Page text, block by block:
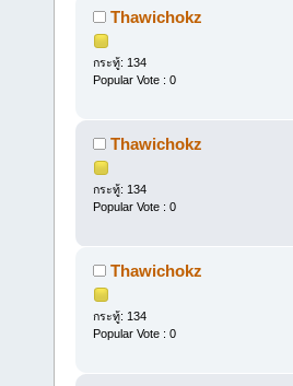
Thawichokz
กระทู้: 134
Popular Vote : 0
Thawichokz
กระทู้: 134
Popular Vote : 0
Thawichokz
กระทู้: 134
Popular Vote : 0